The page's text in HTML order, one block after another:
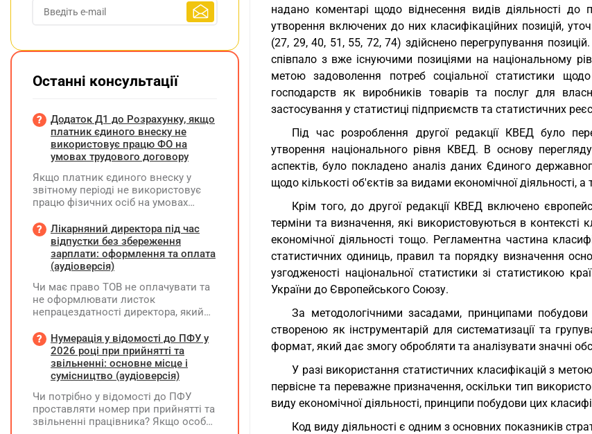
надано коментарі щодо віднесення видів діяльності до
утворення включених до них класифікаційних позицій,
(27, 29, 40, 51, 55, 72, 74) здійснено перегрупування
співпало з вже існуючими позиціями на національному
метою задоволення потреб соціальної статистики щодо
господарств як виробників товарів та послуг для
застосування у статистиці підприємств та статистичних
Під час розроблення другої редакції КВЕД було
утворення національного рівня КВЕД. В основу
аспектів, було покладено аналіз даних Єдиного
щодо кількості об'єктів за видами економічної
Крім того, до другої редакції КВЕД включено
терміни та визначення, які використовуються в контексті
економічної діяльності тощо. Регламентна частина
статистичних одиниць, правил та порядку визначення
узгодженості національної статистики зі статистикою
України до Європейського Союзу.
За методологічними засадами, принципами
створеною як інструментарій для систематизації та
формат, який дає змогу обробляти та аналізувати значні
У разі використання статистичних класифікацій з
первісне та переважне призначення, оскільки тип
виду економічної діяльності, принципи побудови цих
Код виду діяльності є одним з основних показників
Останні консультації
Додаток Д1 до Розрахунку, якщо
платник єдиного внеску не
використовує працю ФО на
умовах трудового договору
Якщо платник єдиного внеску у
звітному періоді не використовує
працю фізичних осіб на умовах
на інших умовах, передбачених
законодавством, Додаток Д1/
Додаток ФІЗ-Д1 за відповідний
період не подається
Лікарняний директора під час
відпустки без збереження
зарплати: оформлення та оплата
(аудіоверсія)
Чи має право ТОВ не оплачувати та
не оформлювати листок
непрацездатності директора, який
збереження заробітної плати під час
призупинення діяльності
підприємства?
Нумерація у відомості до ПФУ у
2026 році при прийнятті та
звільненні: основне місце і
сумісництво (аудіоверсія)
Чи потрібно у відомості до ПФУ
проставляти номер при прийнятті та
звільненні працівника? Якщо особа